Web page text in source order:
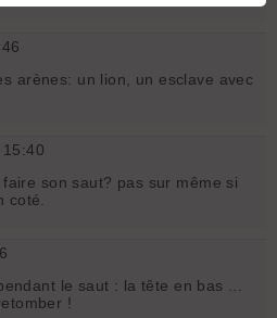
arènes: un lion, un esclave avec
son saut? pas sur même si
coté.
le saut : la tête en bas ...
!